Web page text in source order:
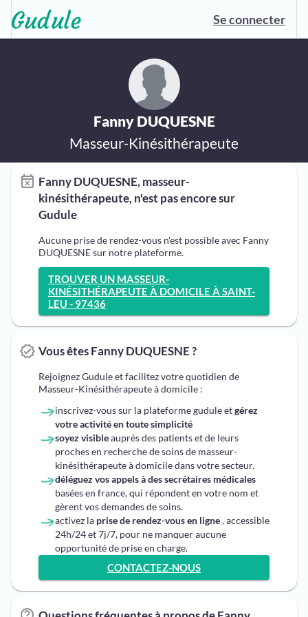
Se connecter
Fanny DUQUESNE
Masseur-Kinésithérapeute
Fanny DUQUESNE, masseur-
kinésithérapeute, n'est pas encore sur
Gudule
Aucune prise de rendez-vous n'est possible avec Fanny
DUQUESNE sur notre plateforme.
TROUVER UN MASSEUR-
KINÉSITHÉRAPEUTE À DOMICILE À SAINT-
LEU - 97436
Vous êtes Fanny DUQUESNE ?
Rejoignez Gudule et facilitez votre quotidien de
Masseur-Kinésithérapeute à domicile :
inscrivez-vous sur la plateforme gudule etgérez
votre activité en toute simplicité
soyez visibleauprès des patients et de leurs
proches en recherche de soins de masseur-
kinésithérapeute à domicile dans votre secteur.
déléguez vos appels à des secrétaires médicales
basées en france, qui répondent en votre nom et
gèrent vos demandes de soins.
activez la prise de rendez-vous en ligne, accessible
24h/24 et 7j/7, pour ne manquer aucune
opportunité de prise en charge.
CONTACTEZ-NOUS